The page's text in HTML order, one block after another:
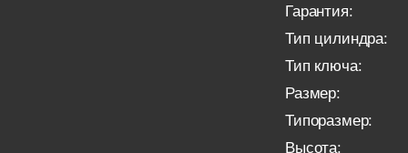
Гарантия:
Тип цилиндра:
Тип ключа:
Размер:
Типоразмер:
Высота: